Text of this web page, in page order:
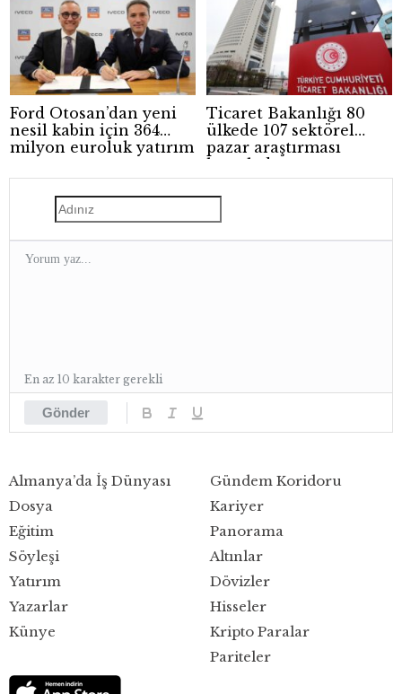
Ford Otosan’dan yeni
nesil kabin için 364
milyon euroluk yatırım
Ticaret Bakanlığı 80
ülkede 107 sektörel
pazar araştırması
hazırladı
Gönder
En az 10 karakter gerekli
Almanya’da İş Dünyası
Dosya
Eğitim
Gündem Koridoru
Kariyer
Panorama
Söyleşi
Yatırım
Yazarlar
Künye
Altınlar
Dövizler
Hisseler
Kripto Paralar
Pariteler